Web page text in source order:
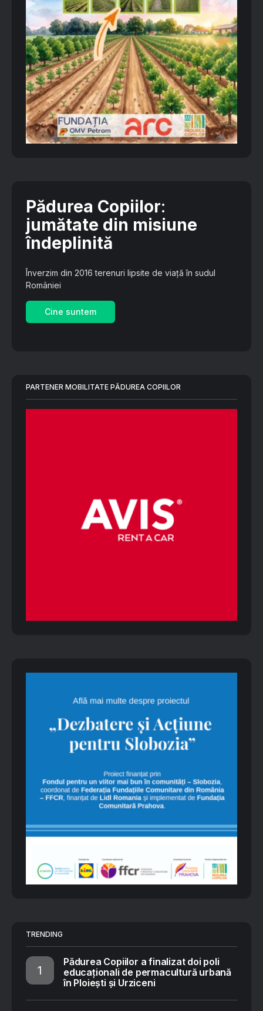
Pădurea Copiilor:
jumătate din misiune
îndeplinită
Înverzim din 2016 terenuri lipsite de viață în sudul
României
Cine suntem
PARTENER MOBILITATE PĂDUREA COPIILOR
TRENDING
Pădurea Copiilor a finalizat doi poli
educaționali de permacultură urbană
în Ploiești și Urziceni